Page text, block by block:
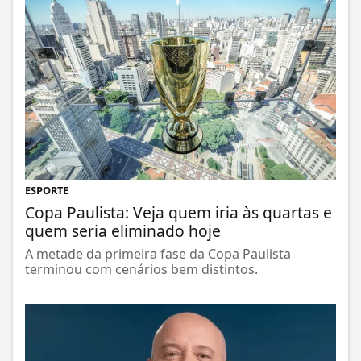
ESPORTE
Copa Paulista: Veja quem iria às quartas e
quem seria eliminado hoje
A metade da primeira fase da Copa Paulista
terminou com cenários bem distintos.